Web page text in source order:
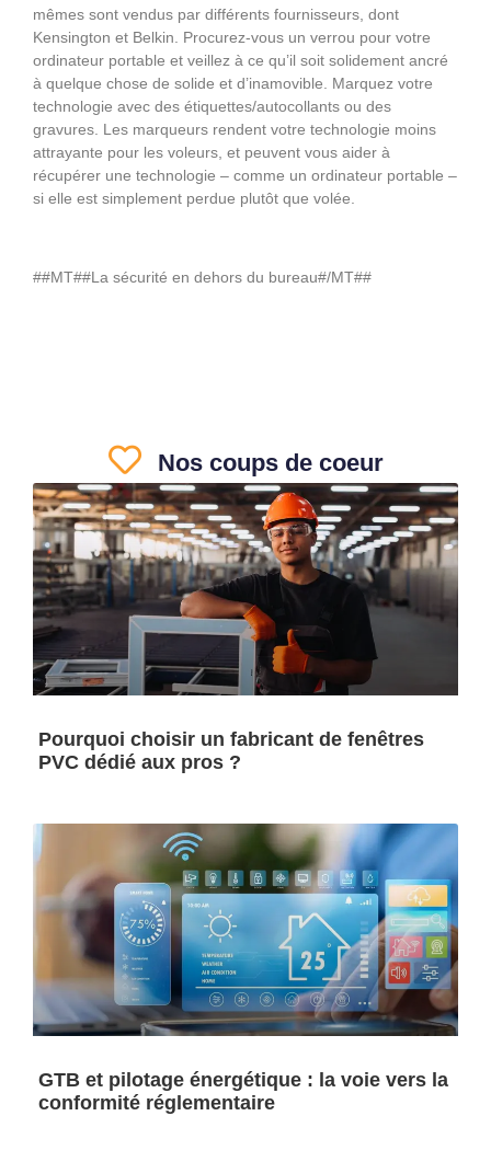
mêmes sont vendus par différents fournisseurs, dont
Kensington et Belkin. Procurez-vous un verrou pour votre
ordinateur portable et veillez à ce qu’il soit solidement ancré
à quelque chose de solide et d’inamovible. Marquez votre
technologie avec des étiquettes/autocollants ou des
gravures. Les marqueurs rendent votre technologie moins
attrayante pour les voleurs, et peuvent vous aider à
récupérer une technologie – comme un ordinateur portable –
si elle est simplement perdue plutôt que volée.
##MT##La sécurité en dehors du bureau#/MT##
Nos coups de coeur
Pourquoi choisir un fabricant de fenêtres
PVC dédié aux pros ?
GTB et pilotage énergétique : la voie vers la
conformité réglementaire